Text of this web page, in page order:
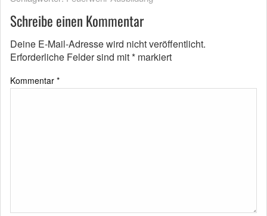
Schreibe einen Kommentar
Deine E-Mail-Adresse wird nicht veröffentlicht.
Erforderliche Felder sind mit* markiert
Kommentar *